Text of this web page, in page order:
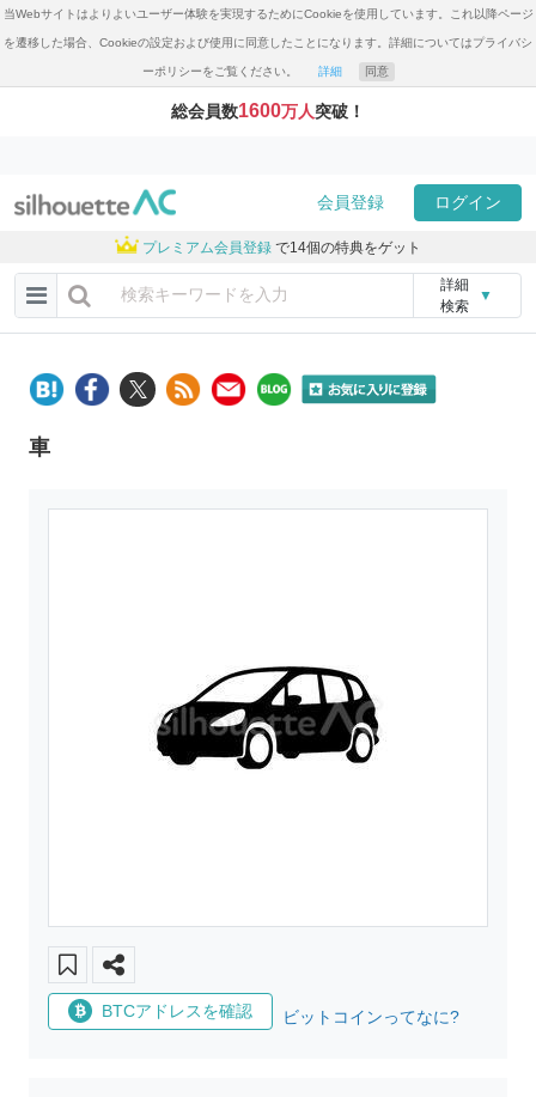
当Webサイトはよりよいユーザー体験を実現するためにCookieを使用しています。これ以降ページ
を遷移した場合、Cookieの設定および使用に同意したことになります。詳細についてはプライバシ
ーポリシーをご覧ください。 詳細 同意
総会員数1600万人突破！
会員登録 ログイン
プレミアム会員登録 で14個の特典をゲット
詳細
検索
▼
車
BTCアドレスを確認 ビットコインってなに?